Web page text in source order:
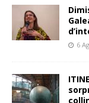
6